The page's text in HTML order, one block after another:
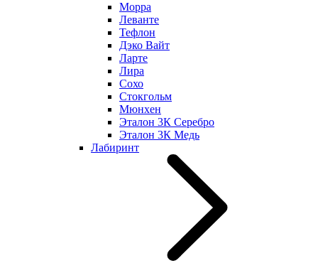
Морра
Леванте
Тефлон
Дэко Вайт
Ларте
Лира
Сохо
Стокгольм
Мюнхен
Эталон 3К Серебро
Эталон 3К Медь
Лабиринт